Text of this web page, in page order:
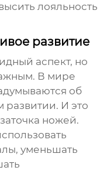
лояльность
развитие
аспект, но
В мире
об
развитии. И это
ножей.
уменьшать